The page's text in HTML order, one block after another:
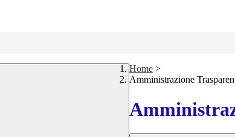
Home >
Amministrazione